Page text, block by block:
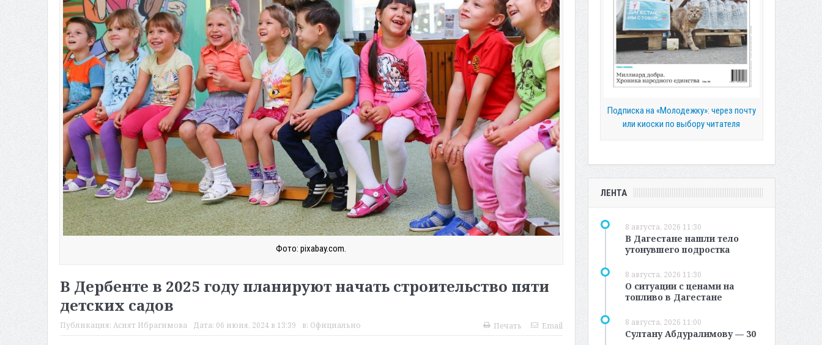
Фото: pixabay.com.
В Дербенте в 2025 году планируют начать строительство пяти
детских садов
Публикация: Асият Ибрагимова Дата: 06 июня, 2024 в 13:39 в: Официально Печать Email
Подписка на «Молодежку»: через почту
или киоски по выбору читателя
ЛЕНТА
8 августа, 2026 11:30
В Дагестане нашли тело
утонувшего подростка
8 августа, 2026 11:30
О ситуации с ценами на
топливо в Дагестане
8 августа, 2026 11:00
Султану Абдуралимову — 30